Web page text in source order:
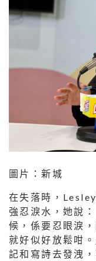
圖片：新城
在失落時，
強忍淚水，她說
候，係要忍眼淚
就好似好放鬆咁
記和寫詩去發洩